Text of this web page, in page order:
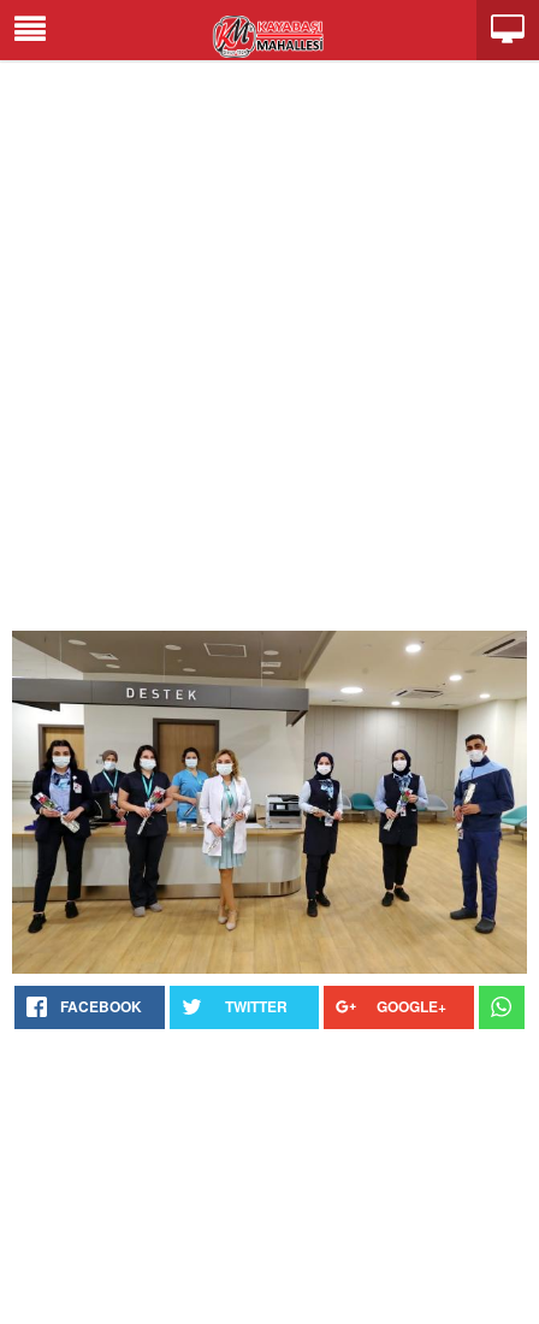
FACEBOOK TWITTER GOOGLE+